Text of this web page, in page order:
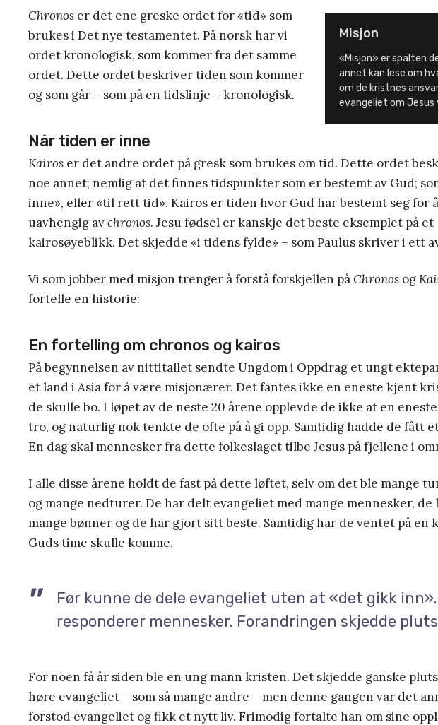
Misjon
«Misjon» er spalten
annet kan lese om
om de kristnes
evangeliet om Jesus
Chronos er det ene greske ordet for «tid» som
brukes i Det nye testamentet. På norsk har vi
ordet kronologisk, som kommer fra det samme
ordet. Dette ordet beskriver tiden som kommer
og som går – som på en tidslinje – kronologisk.
Når tiden er inne
Kairos er det andre ordet på gresk som brukes om tid. Dette ordet
noe annet; nemlig at det finnes tidspunkter som er bestemt av Gud;
inne», eller «til rett tid». Kairos er tiden hvor Gud har bestemt seg for
uavhengig avchronos. Jesu fødsel er kanskje det beste eksemplet på et
kairosøyeblikk. Det skjedde «i tidens fylde» – som Paulus skriver i ett
Vi som jobber med misjon trenger å forstå forskjellen påChronos og
fortelle en historie:
En fortelling om chronos og kairos
På begynnelsen av nittitallet sendte Ungdom i Oppdrag et ungt
et land i Asia for å være misjonærer. Det fantes ikke en eneste kjent
de skulle bo. I løpet av de neste 20 årene opplevde de ikke at en
tro, og naturlig nok tenkte de ofte på å gi opp. Samtidig hadde de fått
En dag skal mennesker fra dette folkeslaget tilbe Jesus på fjellene i
I alle disse årene holdt de fast på dette løftet, selv om det ble mange
og mange nedturer. De har delt evangeliet med mange mennesker, de
mange bønner og de har gjort sitt beste. Samtidig har de ventet på en
Guds time skulle komme.
Før kunne de dele evangeliet uten at «det gikk inn».
responderer mennesker. Forandringen skjedde
For noen få år siden ble en ung mann kristen. Det skjedde ganske
høre evangeliet – som så mange andre – men denne gangen var det
forstod evangeliet og fikk et nytt liv. Frimodig fortalte han om sine